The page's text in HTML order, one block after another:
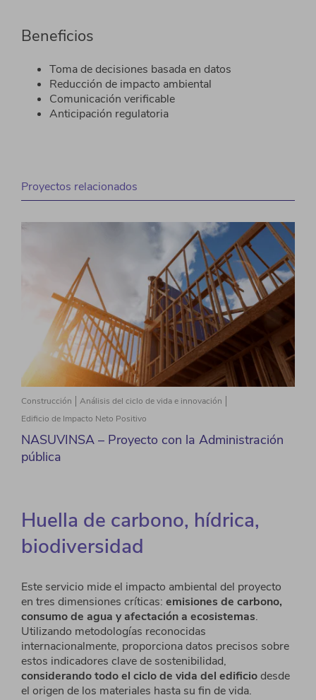
Beneficios
Toma de decisiones basada en datos​
Reducción de impacto ambiental​
Comunicación verificable
Anticipación regulatoria
Proyectos relacionados
Construcción
Análisis del ciclo de vida e innovación
Edificio de Impacto Neto Positivo
NASUVINSA – Proyecto con la Administración
pública
Huella de carbono, hídrica,
biodiversidad
Este servicio mide el impacto ambiental del proyecto
en tres dimensiones críticas: emisiones de carbono,
consumo de agua y afectación a ecosistemas.
Utilizando metodologías reconocidas
internacionalmente, proporciona datos precisos sobre
estos indicadores clave de sostenibilidad,
considerandotodo el ciclo de vida del edificiodesde
el origen de los materiales hasta su fin de vida.